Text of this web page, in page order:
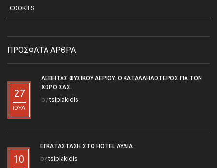
COOKIES
ΠΡΟΣΦΑΤΑ ΑΡΘΡΑ
27
ΙΟΎΛ
ΛΈΒΗΤΑΣ ΦΥΣΙΚΟΎ ΑΕΡΊΟΥ. Ο ΚΑΤΑΛΛΗΛΌΤΕΡΟΣ ΓΙΑ ΤΟΝ
ΧΏΡΟ ΣΑΣ.
bytsiplakidis
10
ΕΓΚΑΤΆΣΤΑΣΗ ΣΤΟ HOTEL ΛΥΔΊΑ
bytsiplakidis